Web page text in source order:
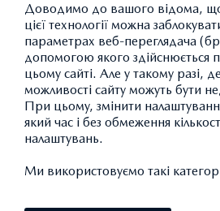
Доводимо до вашого відома,
цієї технології можна
параметрах веб-переглядача
допомогою якого здійснюється
цьому сайті. Але у такому разі,
можливості сайту можуть бути
При цьому, змінити
який час і без обмеження
налаштувань.
Ми використовуємо такі